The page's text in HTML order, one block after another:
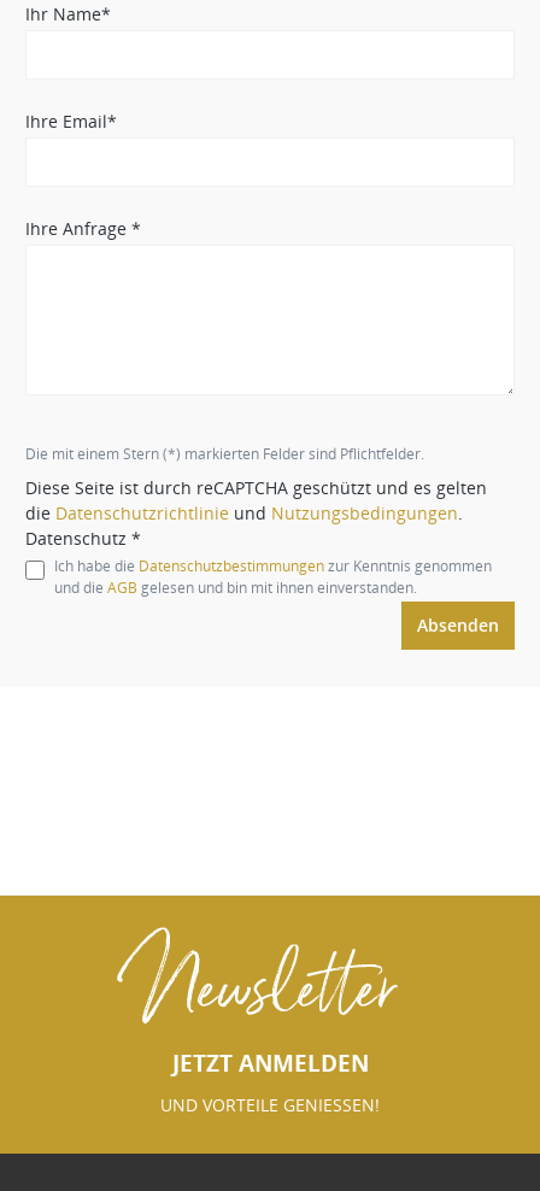
Ihr Name*
Ihre Email*
Ihre Anfrage *
Die mit einem Stern (*) markierten Felder sind Pflichtfelder.
Diese Seite ist durch reCAPTCHA geschützt und es gelten
die Datenschutzrichtlinie und Nutzungsbedingungen
Datenschutz *
Ich habe die Datenschutzbestimmungenzur Kenntnis genommen
und die AGB gelesen und bin mit ihnen einverstanden.
Absenden
Newsletter
JETZT ANMELDEN
UND VORTEILE GENIESSEN!